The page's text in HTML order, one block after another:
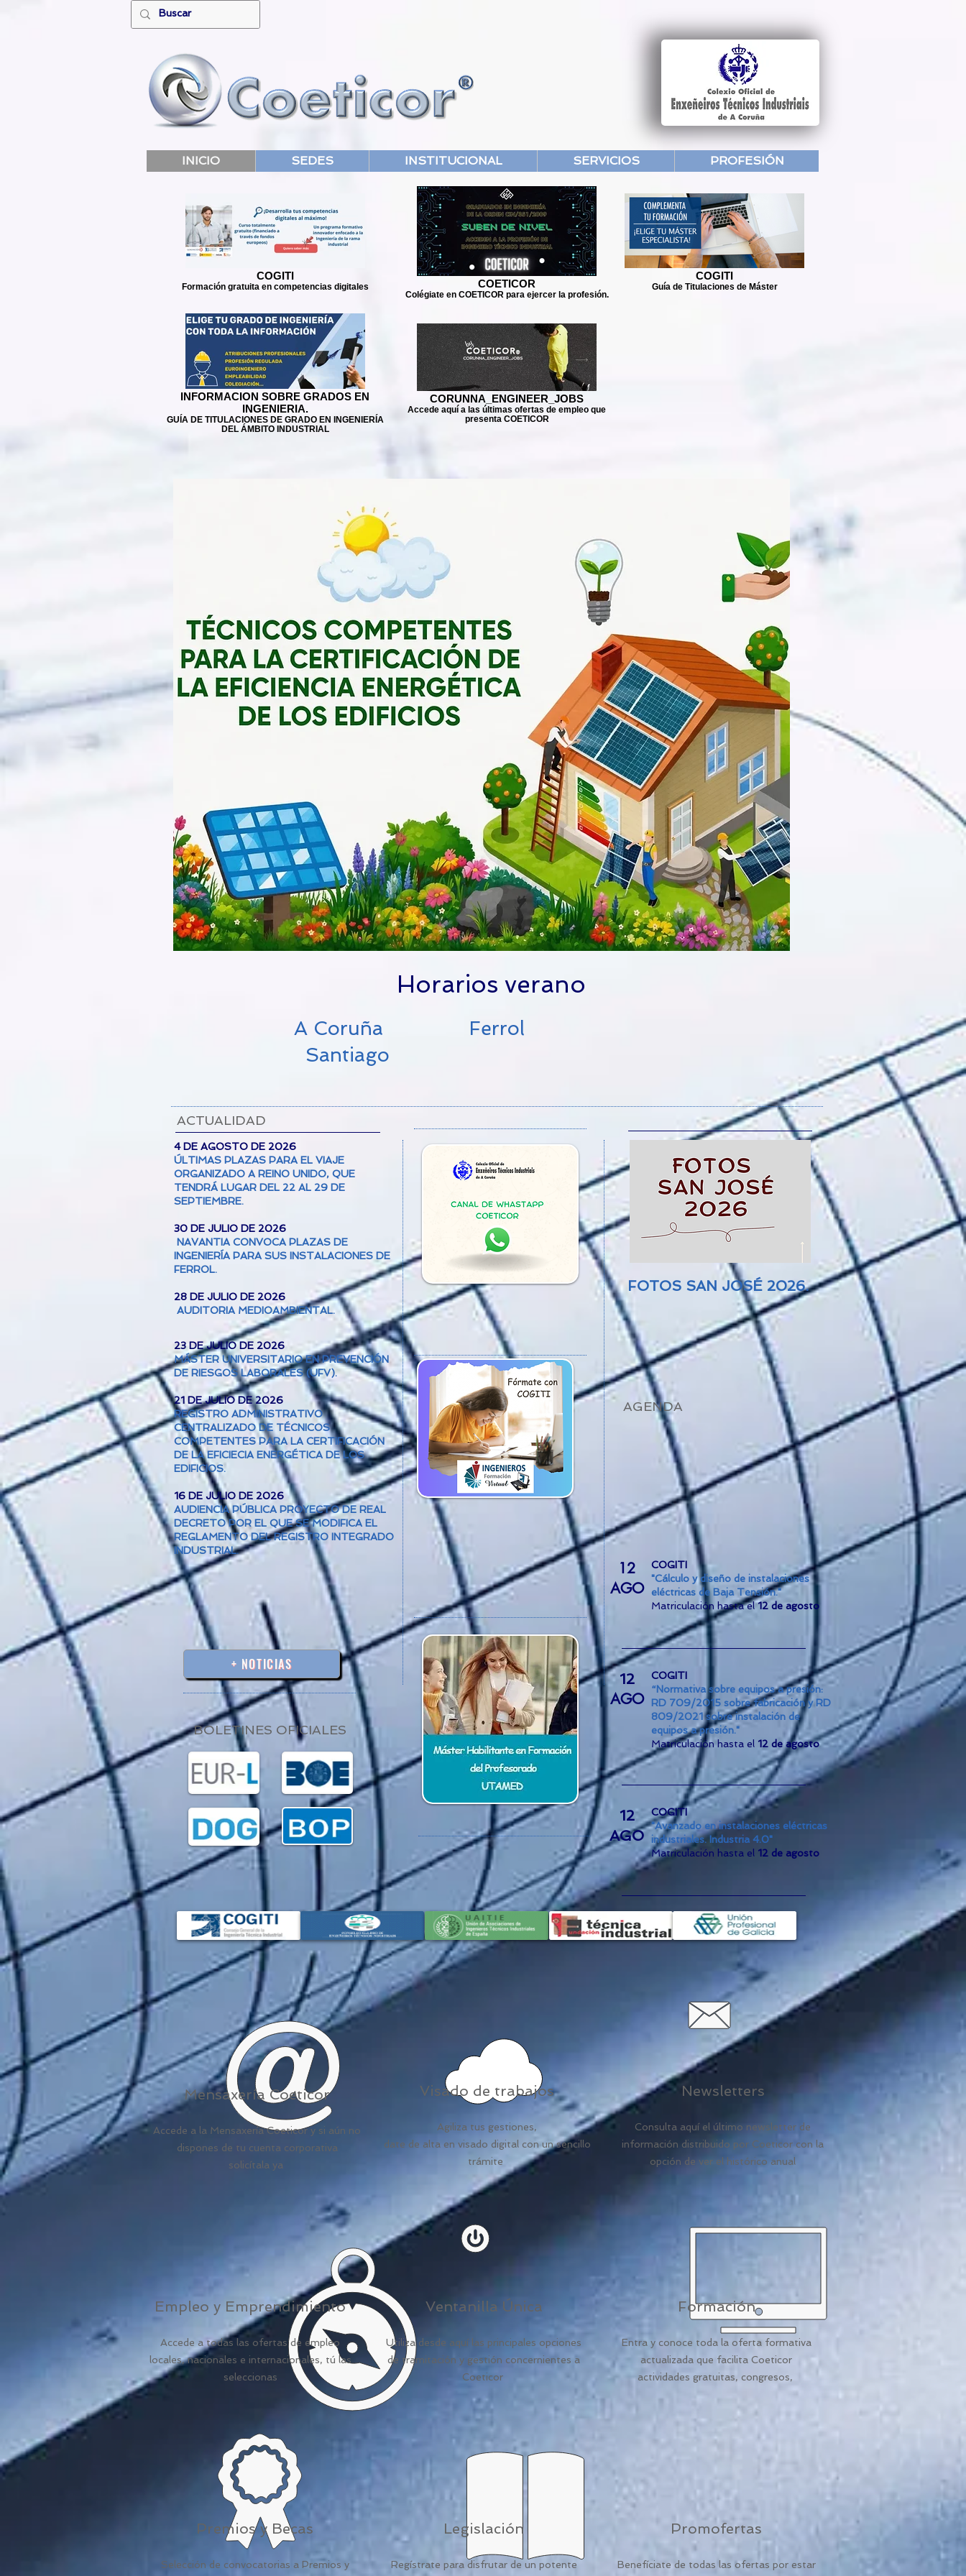
INICIO SEDES INSTITUCIONAL SERVICIOS PROFESIÓN
COGITI
Formación gratuita en competencias digitales COETICOR
Colégiate en COETICOR para ejercer la profesión.
COGITI
Guía de Titulaciones de Máster
INFORMACION SOBRE GRADOS EN
INGENIERIA.
GUÍA DE TITULACIONES DE GRADO EN INGENIERÍA
DEL ÁMBITO INDUSTRIAL
CORUNNA_ENGINEER_JOBS
Accede aquí a las últimas ofertas de empleo que
presenta COETICOR
Horarios verano
A Coruña Ferrol
Santiago
ACTUALIDAD
4 DE AGOSTO DE 2026
ÚLTIMAS PLAZAS PARA EL VIAJE
ORGANIZADO A REINO UNIDO, QUE
TENDRÁ LUGAR DEL 22 AL 29 DE
SEPTIEMBRE.
30 DE JULIO DE 2026
NAVANTIA CONVOCA PLAZAS DE
INGENIERÍA PARA SUS INSTALACIONES DE
FERROL.
28 DE JULIO DE 2026
AUDITORIA MEDIOAMBIENTAL.
23 DE JULIO DE 2026
MÁSTER UNIVERSITARIO EN PREVENCIÓN
DE RIESGOS LABORALES (UFV).
21 DE JULIO DE 2026
REGISTRO ADMINISTRATIVO
CENTRALIZADO DE TÉCNICOS
COMPETENTES PARA LA CERTIFICACIÓN
DE LA EFICIECIA ENERGÉTICA DE LOS
EDIFICIOS.
16 DE JULIO DE 2026
AUDIENCIA PÚBLICA PROYECTO DE REAL
DECRETO POR EL QUE SE MODIFICA EL
REGLAMENTO DEL REGISTRO INTEGRADO
INDUSTRIAL.
+ NOTICIAS
BOLETINES OFICIALES
AGENDA
FOTOS SAN JOSÉ 2026.
12
AGO
COGITI
"Cálculo y diseño de instalaciones
eléctricas de Baja Tensión."
Matriculación hasta el12 de agosto
12
AGO
COGITI
“Normativa sobre equipos a presión:
RD 709/2015 sobre fabricación y RD
809/2021 sobre instalación de
equipos a presión."
Matriculación hasta el 12 de agosto
12
AGO
COGITI
"Avanzado en instalaciones eléctricas
industriales. Industria 4.0"
Matriculación hasta el 12 de agosto
Mensaxería Coeticor
Accede a la Mensaxería Coeticor y si aún no
dispones de tu cuenta corporativa
solicítala ya
Empleo y Emprendimiento
Accede a todas las ofertas de empleo
locales, nacionales e internacionales, tú las
seleccionas
Premios y Becas
Selección de convocatorias a Premios y
Visado de trabajos
Agiliza tus gestiones,
date de alta en visado digital con un sencillo
trámite
Ventanilla Única
Utiliza desde aquí las principales opciones
de tramitación y gestión concernientes a
Coeticor
Legislación
Regístrate para disfrutar de un potente
Newsletters
Consulta aquí el ú ltimo newsletter de
información distribuido por Coeticor con la
opción de ver el histórico anual
Formación
Entra y conoce toda la oferta formativa
actualizada que facilita Coeticor
actividades gratuitas, congresos,
Promofertas
Benefíciate de todas las ofertas por estar